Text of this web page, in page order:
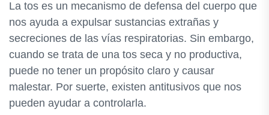
La tos es un mecanismo de defensa del cuerpo que
nos ayuda a expulsar sustancias extrañas y
secreciones de las vías respiratorias. Sin embargo,
cuando se trata de una tos seca y no productiva,
puede no tener un propósito claro y causar
malestar. Por suerte, existen antitusivos que nos
pueden ayudar a controlarla.